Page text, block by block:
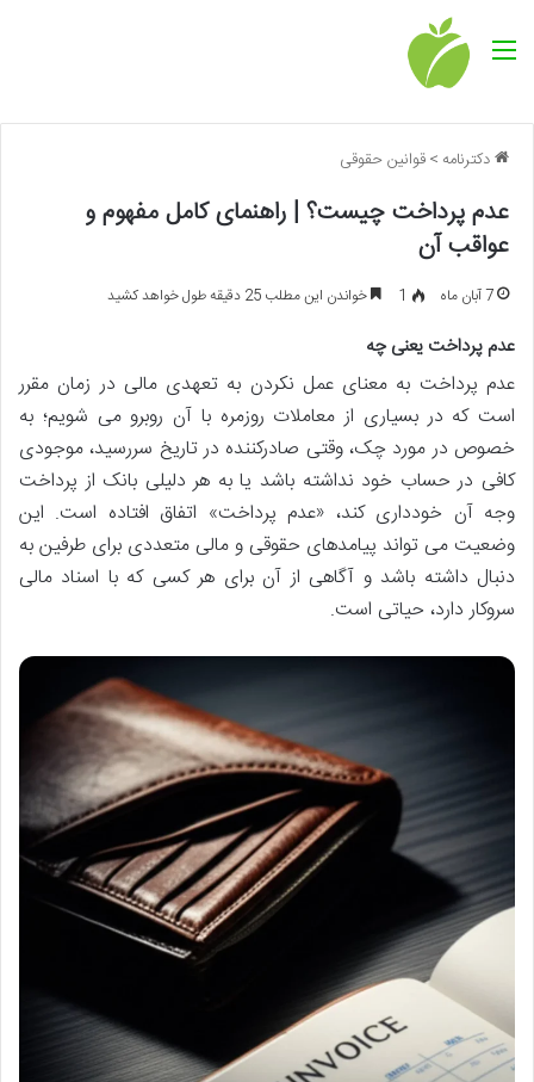
منو
دکترنامه >قوانین حقوقی
عدم پرداخت چیست؟ | راهنمای کامل مفهوم و
عواقب آن
7 آبان ماه 1 خواندن این مطلب 25 دقیقه طول خواهد کشید
عدم پرداخت یعنی چه
عدم پرداخت به معنای عمل نکردن به تعهدی مالی در زمان مقرر
است که در بسیاری از معاملات روزمره با آن روبرو می شویم؛ به
خصوص در مورد چک، وقتی صادرکننده در تاریخ سررسید، موجودی
کافی در حساب خود نداشته باشد یا به هر دلیلی بانک از پرداخت
وجه آن خودداری کند، «عدم پرداخت» اتفاق افتاده است. این
وضعیت می تواند پیامدهای حقوقی و مالی متعددی برای طرفین به
دنبال داشته باشد و آگاهی از آن برای هر کسی که با اسناد مالی
سروکار دارد، حیاتی است.